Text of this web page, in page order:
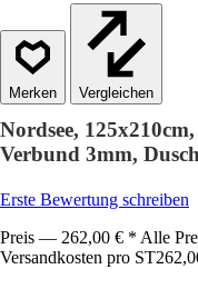
Vergleichen
Nordsee,
Verbund 3mm,
Erste Bewertung schreiben
Preis — 262,00 € * Alle
Versandkosten pro ST